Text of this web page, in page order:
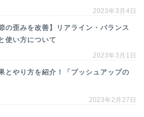
2023年3月4日
の歪みを改善】リアライン・バランス
使い方について
2023年3月1日
とやり方を紹介！「プッシュアップの
2023年2月27日